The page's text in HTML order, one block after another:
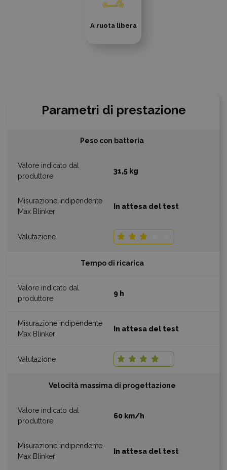
A ruota libera
Parametri di prestazione
Peso con batteria
31,5 kg
In attesa del test
Tempo di ricarica
9 h
In attesa del test
Velocità massima di progettazione
60 km/h
In attesa del test